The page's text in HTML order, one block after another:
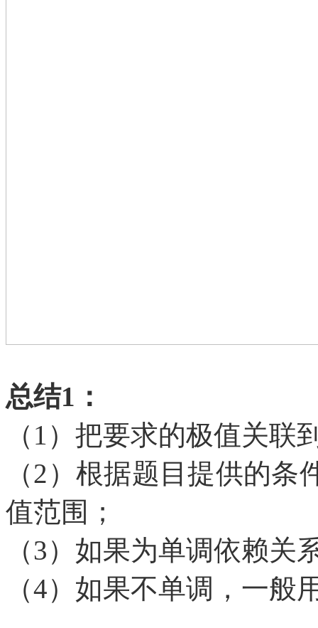
总结1：
（ 1）把要求的极值关联
（2）根据题目提供的条
值范围；
（3）如果为单调依赖关
（4）如果不单调，一般